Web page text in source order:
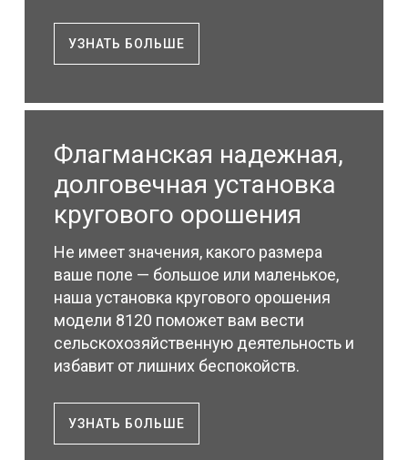
УЗНАТЬ БОЛЬШЕ
Флагманская надежная,
долговечная установка
кругового орошения
Не имеет значения, какого размера
ваше поле — большое или маленькое,
наша установка кругового орошения
модели 8120 поможет вам вести
сельскохозяйственную деятельность и
избавит от лишних беспокойств.
УЗНАТЬ БОЛЬШЕ